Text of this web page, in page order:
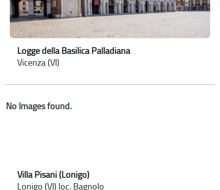
Logge della Basilica Palladiana
Vicenza (VI)
No Images found.
Villa Pisani (Lonigo)
Lonigo (VI) loc. Bagnolo